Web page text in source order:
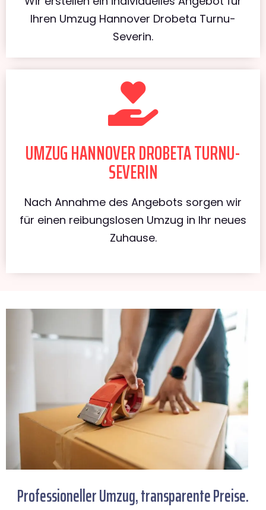
Ihren Umzug Hannover Drobeta Turnu-
Severin.
UMZUG HANNOVER DROBETA TURNU-
SEVERIN
Nach Annahme des Angebots sorgen wir
für einen reibungslosen Umzug in Ihr neues
Zuhause.
Professioneller Umzug, transparente Preise.